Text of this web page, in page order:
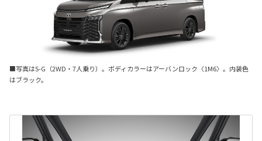
■写真はS-G （2WD ・ 7人乗り）。ボディカラーはアーバンロック 〈1M6〉 。内装色
はブラック。